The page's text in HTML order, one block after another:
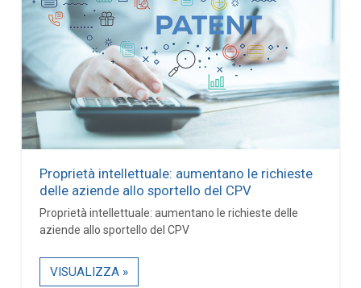
Proprietà intellettuale: aumentano le richieste
delle aziende allo sportello del CPV
Proprietà intellettuale: aumentano le richieste delle
aziende allo sportello del CPV
VISUALIZZA »